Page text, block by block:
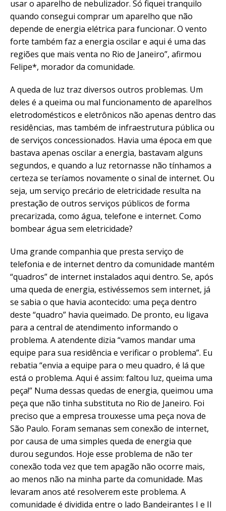
usar o aparelho de nebulizador. Só fiquei tranquilo
quando consegui comprar um aparelho que não
depende de energia elétrica para funcionar. O vento
forte também faz a energia oscilar e aqui é uma das
regiões que mais venta no Rio de Janeiro”, afirmou
Felipe*, morador da comunidade.
A queda de luz traz diversos outros problemas. Um
deles é a queima ou mal funcionamento de aparelhos
eletrodomésticos e eletrônicos não apenas dentro das
residências, mas também de infraestrutura pública ou
de serviços concessionados. Havia uma época em que
bastava apenas oscilar a energia, bastavam alguns
segundos, e quando a luz retornasse não tínhamos a
certeza se teríamos novamente o sinal de internet. Ou
seja, um serviço precário de eletricidade resulta na
prestação de outros serviços públicos de forma
precarizada, como água, telefone e internet. Como
bombear água sem eletricidade?
Uma grande companhia que presta serviço de
telefonia e de internet dentro da comunidade mantém
“quadros” de internet instalados aqui dentro. Se, após
uma queda de energia, estivéssemos sem internet, já
se sabia o que havia acontecido: uma peça dentro
deste “quadro” havia queimado. De pronto, eu ligava
para a central de atendimento informando o
problema. A atendente dizia “vamos mandar uma
equipe para sua residência e verificar o problema”. Eu
rebatia “envia a equipe para o meu quadro, é lá que
está o problema. Aqui é assim: faltou luz, queima uma
peça!” Numa dessas quedas de energia, queimou uma
peça que não tinha substituta no Rio de Janeiro. Foi
preciso que a empresa trouxesse uma peça nova de
São Paulo. Foram semanas sem conexão de internet,
por causa de uma simples queda de energia que
durou segundos. Hoje esse problema de não ter
conexão toda vez que tem apagão não ocorre mais,
ao menos não na minha parte da comunidade. Mas
levaram anos até resolverem este problema. A
comunidade é dividida entre o lado Bandeirantes I e II